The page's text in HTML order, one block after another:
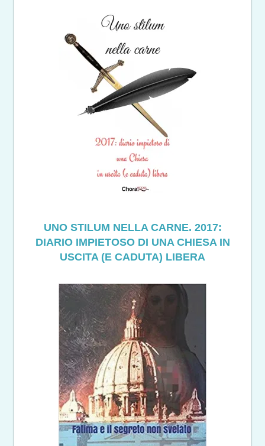
UNO STILUM NELLA CARNE. 2017:
DIARIO IMPIETOSO DI UNA CHIESA IN
USCITA (E CADUTA) LIBERA